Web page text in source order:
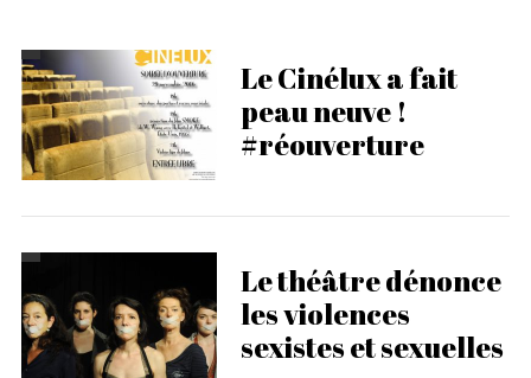
Le Cinélux a fait
peau neuve !
#réouverture
Le théâtre dénonce
les violences
sexistes et sexuelles